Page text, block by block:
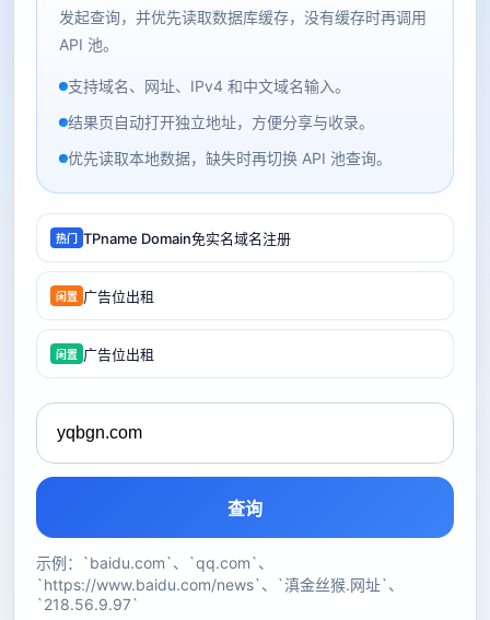
发起查询，并优先读取数据库缓存，没有缓存时再调用
API 池。
支持域名、网址、IPv4 和中文域名输入。
结果页自动打开独立地址，方便分享与收录。
优先读取本地数据，缺失时再切换 API 池查询。
热门 TPname Domain免实名域名注册
闲置 广告位出租
闲置 广告位出租
查询
示例：`baidu.com`、`qq.com`、
`https://www.baidu.com/news`、`滇金丝猴.网址`、
`218.56.9.97`